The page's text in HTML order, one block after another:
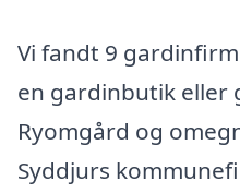
Vi fandt 9
en gardinbutik eller
Ryomgård og
Syddjurs